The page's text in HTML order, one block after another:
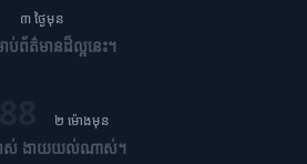
៣ ថ្ងៃមុន
ព័ត៌មានដ៏ល្អនេះ។
២ ម៉ោងមុន
ាស់ ងាយយល់ណាស់។